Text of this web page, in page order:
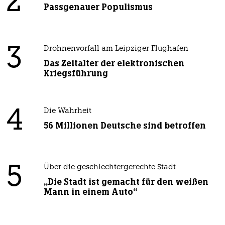
Passgenauer Populismus
3 Drohnenvorfall am Leipziger Flughafen
Das Zeitalter der elektronischen
Kriegsführung
4 Die Wahrheit
56 Millionen Deutsche sind betroffen
5 Über die geschlechtergerechte Stadt
„Die Stadt ist gemacht für den weißen
Mann in einem Auto“